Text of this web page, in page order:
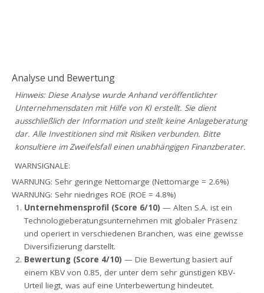
Analyse und Bewertung
Hinweis: Diese Analyse wurde Anhand veröffentlichter
Unternehmensdaten mit Hilfe von KI erstellt. Sie dient
ausschließlich der Information und stellt keine Anlageberatung
dar. Alle Investitionen sind mit Risiken verbunden. Bitte
konsultiere im Zweifelsfall einen unabhängigen Finanzberater.
WARNSIGNALE:
WARNUNG: Sehr geringe Nettomarge (Nettomarge = 2.6%)
WARNUNG: Sehr niedriges ROE (ROE = 4.8%)
Unternehmensprofil (Score 6/10) — Alten S.A. ist ein
Technologieberatungsunternehmen mit globaler Präsenz
und operiert in verschiedenen Branchen, was eine gewisse
Diversifizierung darstellt.
Bewertung (Score 4/10) — Die Bewertung basiert auf
einem KBV von 0.85, der unter dem sehr günstigen KBV-
Urteil liegt, was auf eine Unterbewertung hindeutet.